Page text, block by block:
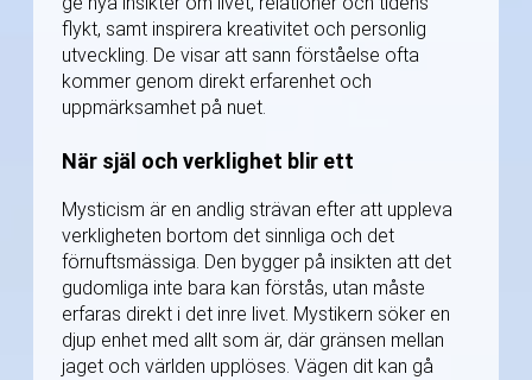
flykt, samt inspirera kreativitet och personlig
utveckling. De visar att sann förståelse ofta
kommer genom direkt erfarenhet och
uppmärksamhet på nuet.
När själ och verklighet blir ett
Mysticism är en andlig strävan efter att uppleva
verkligheten bortom det sinnliga och det
förnuftsmässiga. Den bygger på insikten att det
gudomliga inte bara kan förstås, utan måste
erfaras direkt i det inre livet. Mystikern söker en
djup enhet med allt som är, där gränsen mellan
jaget och världen upplöses. Vägen dit kan gå